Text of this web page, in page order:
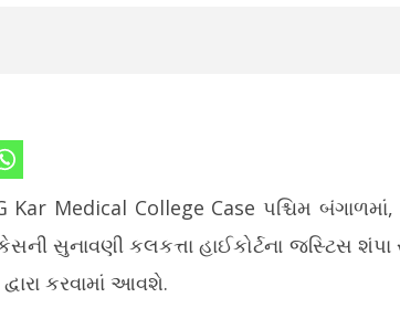
Kar Medical College Case પશ્ચિમ
સુનાવણી કલકત્તા હાઈકોર્ટના જસ્ટિસ
કરવામાં આવશે.